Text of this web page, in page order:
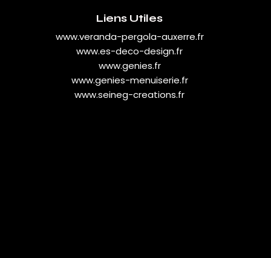
Liens Utiles
www.veranda-pergola-auxerre.fr
www.es-deco-design.fr
www.genies.fr
www.genies-menuiserie.fr
www.seineg-creations.fr